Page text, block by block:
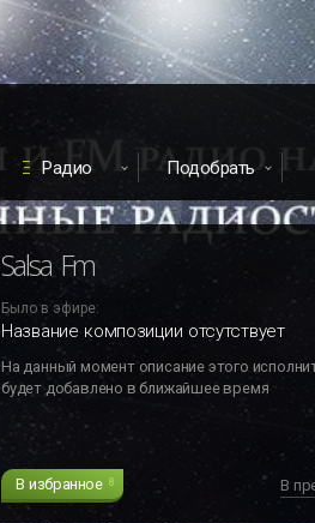
Радио Подобрать
Salsa Fm
Было в эфире:
Название композиции отсутствует
На данный момент описание этого
будет добавлено в ближайшее время
В избранное 8 В